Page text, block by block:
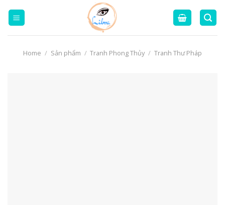
Home / Sản phẩm / Tranh Phong Thủy / Tranh Thư Pháp